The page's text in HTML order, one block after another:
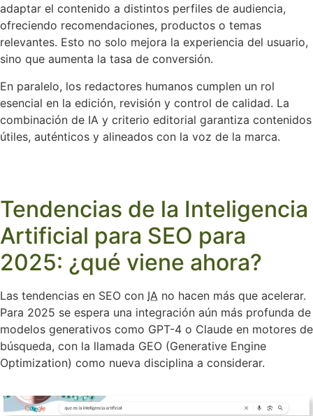
adaptar el contenido a distintos perfiles de audiencia,
ofreciendo recomendaciones, productos o temas
relevantes. Esto no solo mejora la experiencia del usuario,
sino que aumenta la tasa de conversión.
En paralelo, los redactores humanos cumplen un rol
esencial en la edición, revisión y control de calidad. La
combinación de IA y criterio editorial garantiza contenidos
útiles, auténticos y alineados con la voz de la marca.
Tendencias de la Inteligencia
Artificial para SEO para
2025: ¿qué viene ahora?
Las tendencias en SEO con IA no hacen más que acelerar.
Para 2025 se espera una integración aún más profunda de
modelos generativos como GPT-4 o Claude en motores de
búsqueda, con la llamada GEO (Generative Engine
Optimization) como nueva disciplina a considerar.